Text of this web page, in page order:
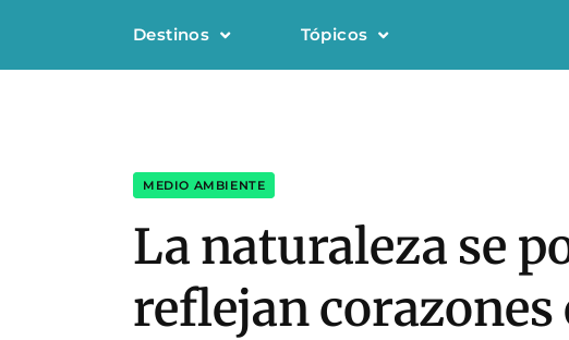
Destinos Tópicos
MEDIO AMBIENTE
La naturaleza se
reflejan